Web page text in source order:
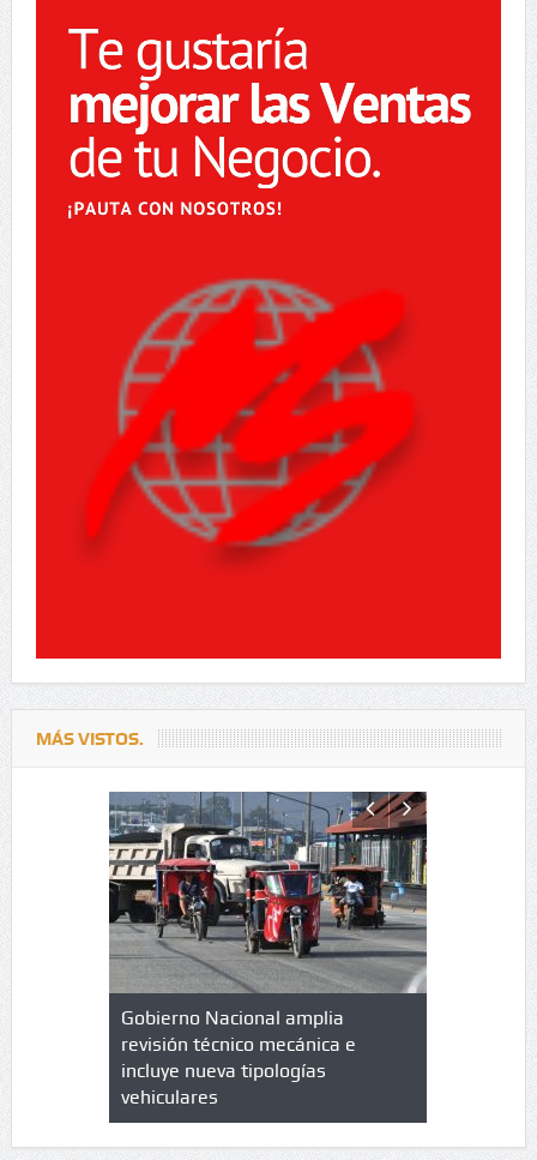
MÁS VISTOS.
en
Gobierno Nacional amplia
revisión técnico mecánica e
incluye nueva tipologías
vehiculares
Qué es